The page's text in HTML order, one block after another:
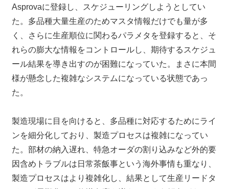
Asprovaに登録し、スケジューリングしようとしてい
た。多品種大量生産のためマスタ情報だけでも量が多
く、さらに生産順位に関わるパラメタを登録すると、そ
れらの膨大な情報をコントロールし、期待するスケジュ
ール結果を導き出すのが困難になっていた。まさに本間
様が懸念した複雑なシステムになっている状態であっ
た。
製造現場に目を向けると、多品種に対応するためにライ
ンを細分化しており、製造プロセスは複雑になってい
た。部材の納入遅れ、特急オーダの割り込みなど外的要
因含めトラブルは日常茶飯事という海外事情も重なり、
製造プロセスはより複雑化し、結果として生産リードタ